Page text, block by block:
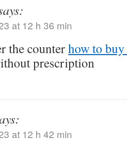
at 12 h 36 min
the counterhow to
prescription
at 12 h 42 min